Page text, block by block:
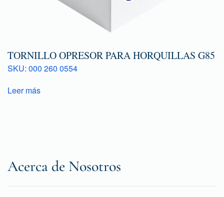
TORNILLO OPRESOR PARA HORQUILLAS G85
SKU: 000 260 0554
Leer más
Acerca de Nosotros